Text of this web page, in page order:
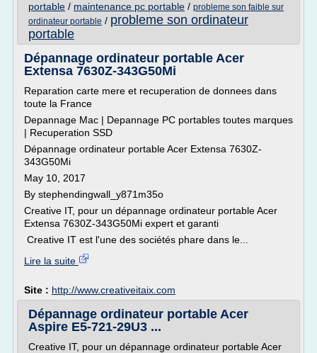
portable / maintenance pc portable / probleme son faible sur
ordinateur portable / probleme son ordinateur
portable
Dépannage ordinateur portable Acer
Extensa 7630Z-343G50Mi
Reparation carte mere et recuperation de donnees dans
toute la France
Depannage Mac | Depannage PC portables toutes marques
| Recuperation SSD
Dépannage ordinateur portable Acer Extensa 7630Z-
343G50Mi
May 10, 2017
By stephendingwall_y871m35o
Creative IT, pour un dépannage ordinateur portable Acer
Extensa 7630Z-343G50Mi expert et garanti
Creative IT est l'une des sociétés phare dans le...
Lire la suite
Site : http://www.creativeitaix.com
Dépannage ordinateur portable Acer
Aspire E5-721-29U3 ...
Creative IT, pour un dépannage ordinateur portable Acer